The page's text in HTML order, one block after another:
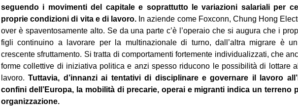
seguendo i movimenti del capitale e soprattutto le variazioni salariali per
proprie condizioni di vita e di lavoro. In aziende come Foxconn, Chung Hong
over è spaventosamente alto. Se da una parte c’è l’operaio che si augura che i
figli continuino a lavorare per la multinazionale di turno, dall’altra migrare è
crescente sfruttamento. Si tratta di comportamenti fortemente individualizzati, che
forme collettive di iniziativa politica e anzi spesso riducono le possibilità di lottare
lavoro. Tuttavia, d’innanzi ai tentativi di disciplinare e governare il lavoro
confini dell’Europa, la mobilità di precarie, operai e migranti indica un terreno
organizzazione.